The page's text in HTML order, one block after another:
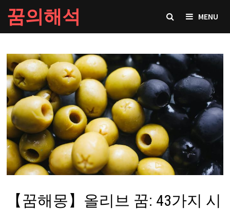
Skip
to
content
꿈의해석 MENU
【꿈해몽】올리브 꿈: 43가지 시